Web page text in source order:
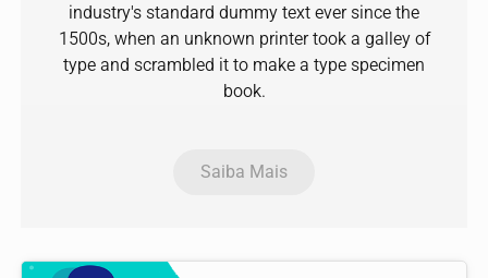
industry's standard dummy text ever since the
1500s, when an unknown printer took a galley of
type and scrambled it to make a type specimen
book.
Saiba Mais